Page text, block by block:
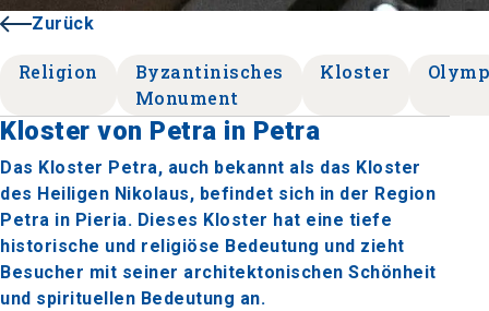
Zurück
Religion
Byzantinisches
Monument
Kloster
Kloster von Petra in Petra
Das Kloster Petra, auch bekannt als das Kloster
des Heiligen Nikolaus, befindet sich in der Region
Petra in Pieria. Dieses Kloster hat eine tiefe
historische und religiöse Bedeutung und zieht
Besucher mit seiner architektonischen Schönheit
und spirituellen Bedeutung an.